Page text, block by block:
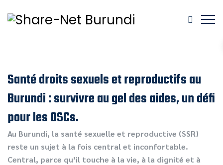
Santé droits sexuels et reproductifs au
Burundi : survivre au gel des aides, un défi
pour les OSCs.
Au Burundi, la santé sexuelle et reproductive (SSR)
reste un sujet à la fois central et inconfortable.
Central, parce qu’il touche à la vie, à la dignité et à